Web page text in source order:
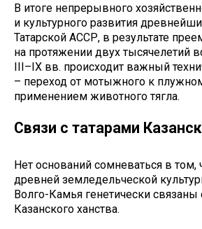
В итоге непрерывного
и культурного развития
Татарской АССР, в результате
на протяжении двух тысячелетий
III–IХ вв. происходит важный
– переход от мотыжного к
применением животного тягла.
Связи с татарами
Нет оснований сомневаться в том,
древней земледельческой
Волго-Камья генетически связаны
Казанского ханства.